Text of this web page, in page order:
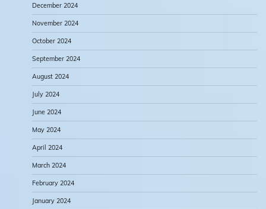
December 2024
November 2024
October 2024
September 2024
August 2024
July 2024
June 2024
May 2024
April 2024
March 2024
February 2024
January 2024